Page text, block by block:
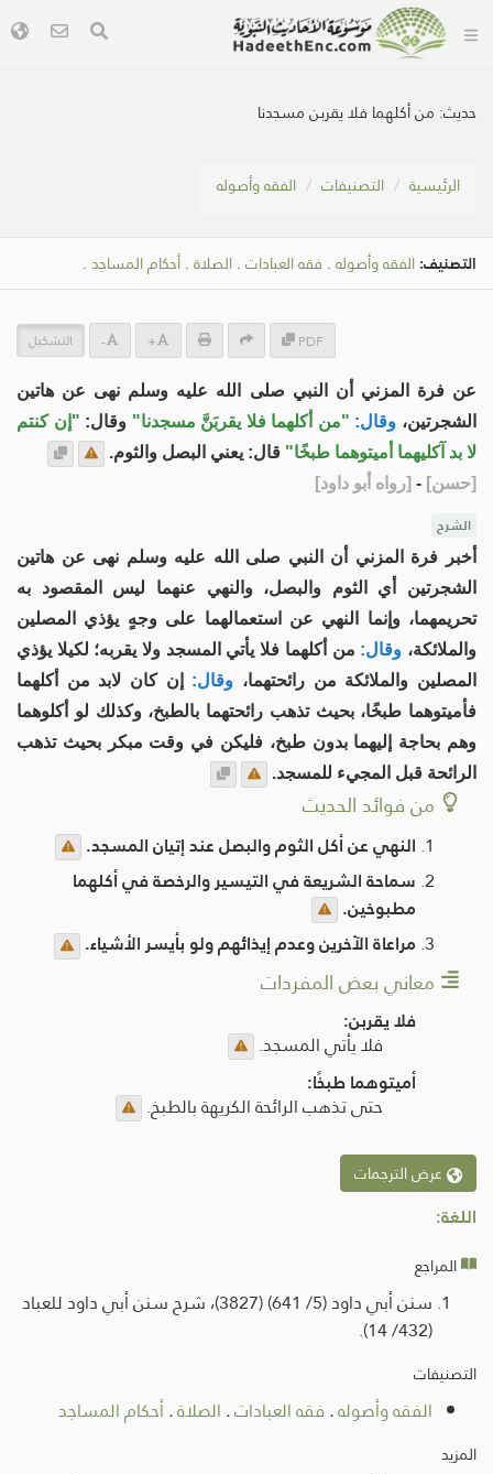
حديث: من أكلهما فلا يقربن مسجدنا
الرئيسية التصنيفات الفقه وأصوله
التصنيف: الفقه وأصوله . فقه العبادات . الصلاة . أحكام المساجد .
PDF
+
- التشكيل
عن فرة المزني أن النبي صلى الله عليه وسلم نهى عن هاتين
الشجرتين، وقال: "من أكلهما فلا يقربَنَّ مسجدنا" وقال: "إن كنتم
لا بد آكليهما أميتوهما طبخًا" قال: يعني البصل والثوم.
[حسن]
-
[رواه أبو داود]
الشرح
أخبر فرة المزني أن النبي صلى الله عليه وسلم نهى عن هاتين
الشجرتين أي الثوم والبصل، والنهي عنهما ليس المقصود به
تحريمهما، وإنما النهي عن استعمالهما على وجهٍ يؤذي المصلين
والملائكة، وقال: من أكلهما فلا يأتي المسجد ولا يقربه؛ لكيلا يؤذي
المصلين والملائكة من رائحتهما، وقال: إن كان لابد من أكلهما
فأميتوهما طبخًا، بحيث تذهب رائحتهما بالطبخ، وكذلك لو أكلوهما
وهم بحاجة إليهما بدون طبخ، فليكن في وقت مبكر بحيث تذهب
الرائحة قبل المجيء للمسجد.
من فوائد الحديث
النهي عن أكل الثوم والبصل عند إتيان المسجد.
سماحة الشريعة في التيسير والرخصة في أكلهما
مطبوخين.
مراعاة الآخرين وعدم إيذائهم ولو بأيسر الأشياء.
معاني بعض المفردات
فلا يقربن:
فلا يأتي المسجد.
أميتوهما طبخًا:
حتى تذهب الرائحة الكريهة بالطبخ.
عرض الترجمات
اللغة:
المراجع
سنن أبي داود (5/ 641) (3827)، شرح سنن أبي داود للعباد
(432/ 14).
التصنيفات
الفقه وأصوله. فقه العبادات. الصلاة. أحكام المساجد
المزيد